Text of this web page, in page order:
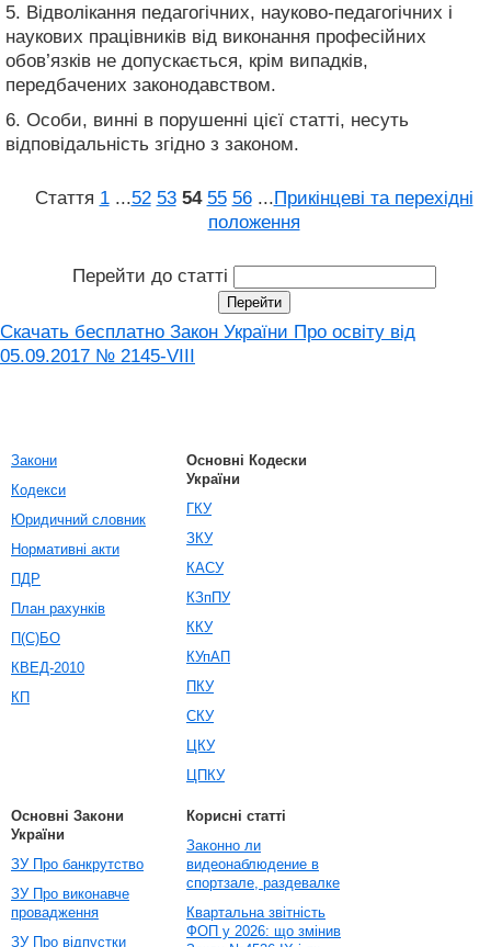
5. Відволікання педагогічних, науково-педагогічних і
наукових працівників від виконання професійних
обов’язків не допускається, крім випадків,
передбачених законодавством.
6. Особи, винні в порушенні цієї статті, несуть
відповідальність згідно з законом.
Стаття 1 ...52 53 54 55 56 ...Прикінцеві та перехідні
положення
Перейти до статті
Скачать бесплатно Закон України Про освіту від
05.09.2017 № 2145-VIII
Закони
Кодекси
Юридичний словник
Нормативні акти
ПДР
План рахунків
П(С)БО
КВЕД-2010
КП
Основні Кодески
України
ГКУ
ЗКУ
КАСУ
КЗпПУ
ККУ
КУпАП
ПКУ
СКУ
ЦКУ
ЦПКУ
Основні Закони
України
ЗУ Про банкрутство
ЗУ Про виконавче
провадження
ЗУ Про відпустки
Корисні статті
Законно ли
видеонаблюдение в
спортзале, раздевалке
Квартальна звітність
ФОП у 2026: що змінив